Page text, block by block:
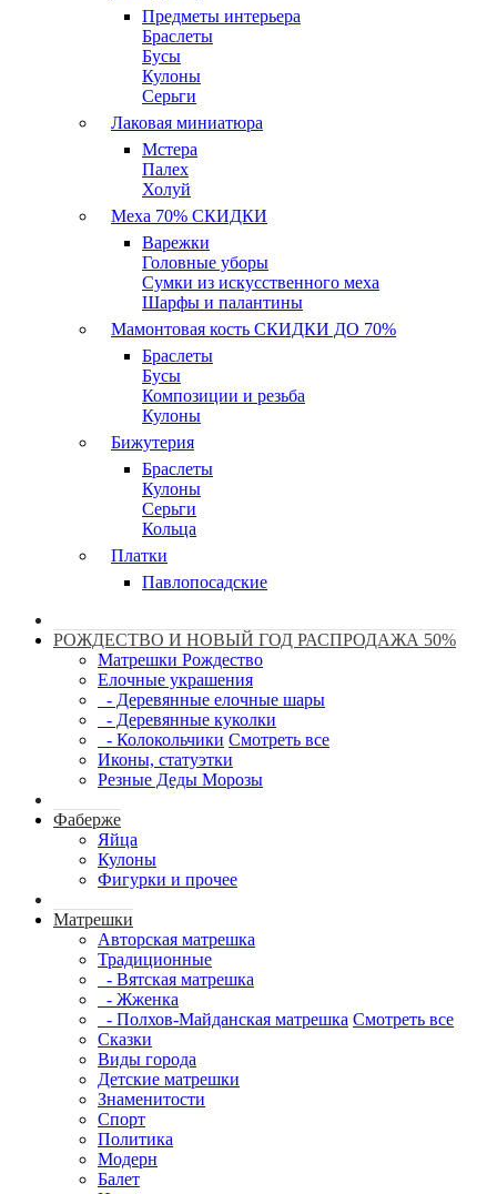
Предметы интерьера
Браслеты
Бусы
Кулоны
Серьги
Лаковая миниатюра
Мстера
Палех
Холуй
Меха 70% СКИДКИ
Варежки
Головные уборы
Сумки из искусственного меха
Шарфы и палантины
Мамонтовая кость СКИДКИ ДО 70%
Браслеты
Бусы
Композиции и резьба
Кулоны
Бижутерия
Браслеты
Кулоны
Серьги
Кольца
Платки
Павлопосадские
РОЖДЕСТВО И НОВЫЙ ГОД РАСПРОДАЖА 50%
Матрешки Рождество
Елочные украшения
- Деревянные елочные шары
- Деревянные куколки
- Колокольчики Смотреть все
Иконы, статуэтки
Резные Деды Морозы
Фаберже
Яйца
Кулоны
Фигурки и прочее
Матрешки
Авторская матрешка
Традиционные
- Вятская матрешка
- Жженка
- Полхов-Майданская матрешка Смотреть все
Сказки
Виды города
Детские матрешки
Знаменитости
Спорт
Политика
Модерн
Балет